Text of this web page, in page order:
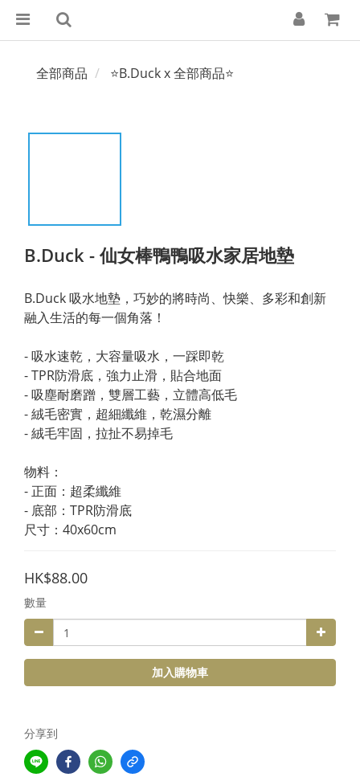
全部商品 ⭐B.Duck x 全部商品⭐
B.Duck - 仙女棒鴨鴨吸水家居地墊
B.Duck 吸水地墊，巧妙的將時尚、快樂、多彩和創新
融入生活的每一個角落！
- 吸水速乾，大容量吸水，一踩即乾
- TPR防滑底，強力止滑，貼合地面
- 吸塵耐磨蹭，雙層工藝，立體高低毛
- 絨毛密實，超細纖維，乾濕分離
- 絨毛牢固，拉扯不易掉毛
物料：
- 正面：超柔纖維
- 底部：TPR防滑底
尺寸：40x60cm
HK$88.00
數量
加入購物車
分享到